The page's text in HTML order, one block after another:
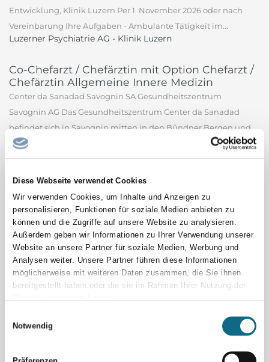
Diese Webseite verwendet Cookies
Wir verwenden Cookies, um Inhalte und Anzeigen zu
personalisieren, Funktionen für soziale Medien anbieten zu
können und die Zugriffe auf unsere Website zu analysieren.
Außerdem geben wir Informationen zu Ihrer Verwendung unserer
Website an unsere Partner für soziale Medien, Werbung und
Analysen weiter. Unsere Partner führen diese Informationen
möglicherweise mit weiteren Daten zusammen, die Sie ihnen
bereitgestellt haben oder die sie im Rahmen Ihrer Nutzung der
Notwendig
Entwicklung, Klinik Luzern Per 1. November 2026 oder nach
Vereinbarung Ihre Aufgaben - Ambulante Tätigkeit im...
Luzerner Psychiatrie AG - Klinik Luzern
Co-Chefarzt / Chefärztin mit Option Chefarzt /
Chefärztin Allgemeine Innere Medizin
Center da Sanadad Savognin SA Gesundheitszentrum
Savognin AG Das Gesundheitszentrum Center da Sanadad
befindet sich in Savognin mitten in den Bündner Bergen und
ist für die stationäre und ambulante medizinische
Grundversorgung der Tourismusregion Surses verantwortlich.
Center da Sanadad Savognin SA - Gesundheitszentrum
Savognin AG
Ausbildung zum Elektroniker
Automatisierungstechnik (m/w/d)
voestalpine Böhler Welding, Teil des weltweit führenden Stahl-
und Technologiekonzerns, ist mit über 100 Jahren Erfahrung,
mehr als 50 Tochtergesellschaften und mehr als 4.000
Schweißbranche. Unser umfangreiches Produktportfolio und...
voestalpine Böhler Welding GmbH